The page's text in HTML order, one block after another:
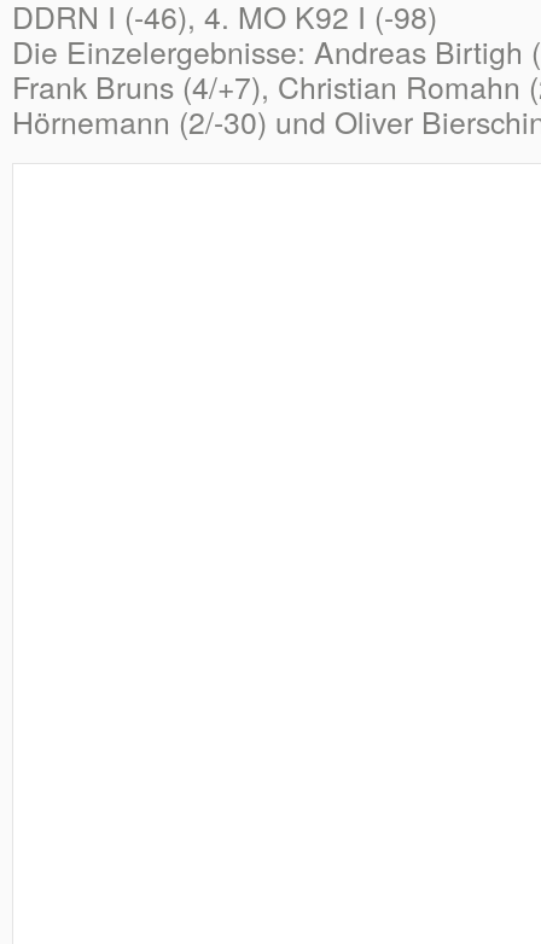
DDRN I (-46), 4. MO K92 I (-98)
Die Einzelergebnisse: Andreas Birtigh
Frank Bruns (4/+7), Christian Romahn
Hörnemann (2/-30) und Oliver